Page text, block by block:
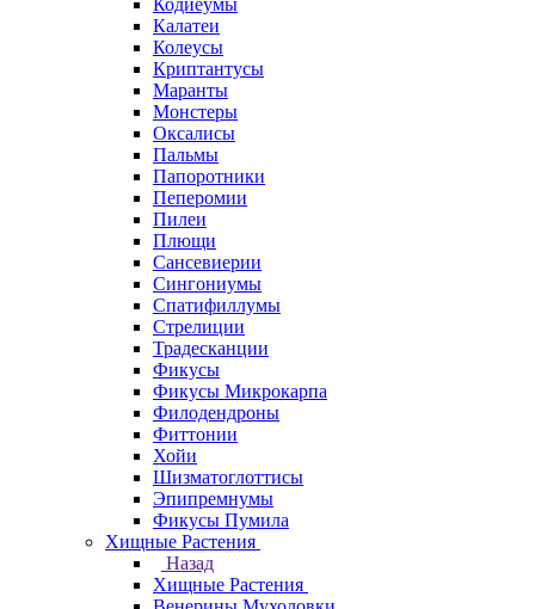
Кодиеумы
Калатеи
Колеусы
Криптантусы
Маранты
Монстеры
Оксалисы
Пальмы
Папоротники
Пеперомии
Пилеи
Плющи
Сансевиерии
Сингониумы
Спатифиллумы
Стрелиции
Традесканции
Фикусы
Фикусы Микрокарпа
Филодендроны
Фиттонии
Хойи
Шизматоглоттисы
Эпипремнумы
Фикусы Пумила
Хищные Растения
Назад
Хищные Растения